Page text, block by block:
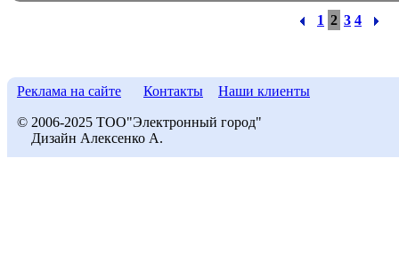
1 2 3 4
Реклама на сайте Контакты Наши клиенты
© 2006-2025 ТОО"Электронный город"
Дизайн Алексенко А.